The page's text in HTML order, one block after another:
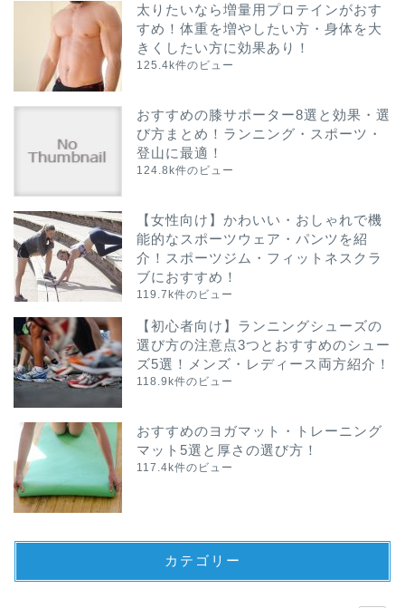
太りたいなら増量用プロテインがおす
すめ！体重を増やしたい方・身体を大
きくしたい方に効果あり！
125.4k件のビュー
おすすめの膝サポーター8選と効果・選
び方まとめ！ランニング・スポーツ・
登山に最適！
124.8k件のビュー
【女性向け】かわいい・おしゃれで機
能的なスポーツウェア・パンツを紹
介！スポーツジム・フィットネスクラ
ブにおすすめ！
119.7k件のビュー
【初心者向け】ランニングシューズの
選び方の注意点3つとおすすめのシュー
ズ5選！メンズ・レディース両方紹介！
118.9k件のビュー
おすすめのヨガマット・トレーニング
マット5選と厚さの選び方！
117.4k件のビュー
カテゴリー